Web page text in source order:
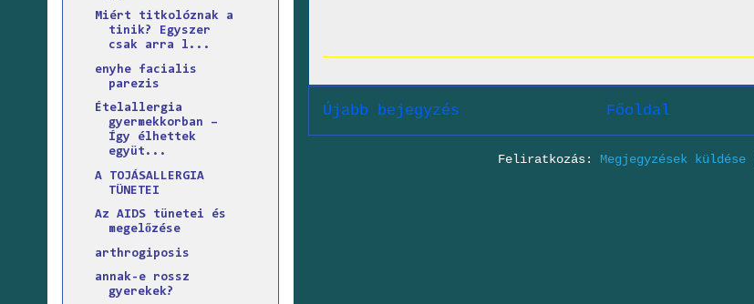
Újabb bejegyzés Főoldal
Feliratkozás: Megjegyzések küldése
Miért titkolóznak a
tinik? Egyszer
csak arra l...
enyhe facialis
parezis
Ételallergia
gyermekkorban –
Így élhettek
együt...
A TOJÁSALLERGIA
TÜNETEI
Az AIDS tünetei és
megelőzése
arthrogiposis
annak-e rossz
gyerekek?